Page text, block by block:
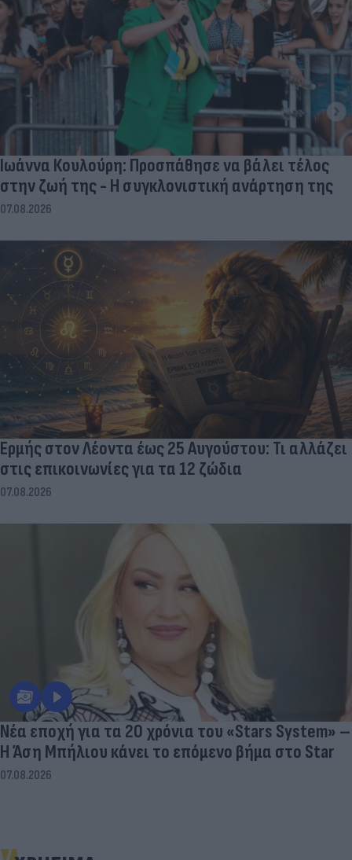
Ιωάννα Κουλούρη: Προσπάθησε να βάλει τέλος
στην ζωή της - Η συγκλονιστική ανάρτηση της
07.08.2026
Ερμής στον Λέοντα έως 25 Αυγούστου: Τι αλλάζει
στις επικοινωνίες για τα 12 ζώδια
07.08.2026
Νέα εποχή για τα 20 χρόνια του «Stars System» –
Η Άση Μπήλιου κάνει το επόμενο βήμα στο Star
07.08.2026